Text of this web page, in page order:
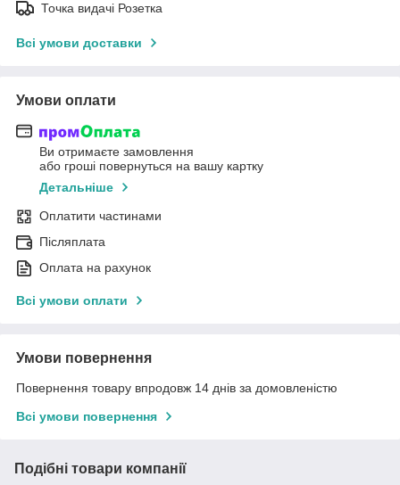
Точка видачі Розетка
Всі умови доставки
Умови оплати
Ви отримаєте замовлення
або гроші повернуться на вашу картку
Детальніше
Оплатити частинами
Післяплата
Оплата на рахунок
Всі умови оплати
Умови повернення
Повернення товару впродовж 14 днів за домовленістю
Всі умови повернення
Подібні товари компанії